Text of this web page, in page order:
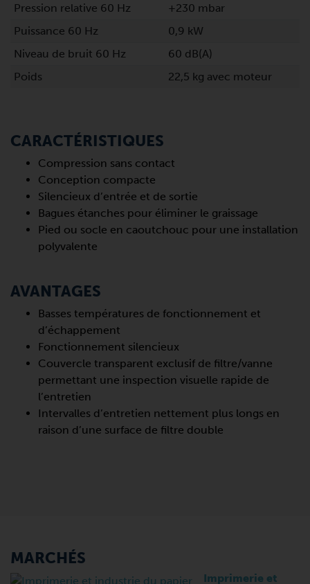
Pression relative 60 Hz
+230 mbar
Puissance 60 Hz
0,9 kW
Niveau de bruit 60 Hz
60 dB(A)
Poids
22,5 kg avec moteur
CARACTÉRISTIQUES
Compression sans contact
Conception compacte
Silencieux d’entrée et de sortie
Bagues étanches pour éliminer le graissage
Pied ou socle en caoutchouc pour une installation
polyvalente
AVANTAGES
Basses températures de fonctionnement et
d’échappement
Fonctionnement silencieux
Couvercle transparent exclusif de filtre/vanne
permettant une inspection visuelle rapide de
l’entretien
Intervalles d’entretien nettement plus longs en
raison d’une surface de filtre double
MARCHÉS
Imprimerie et